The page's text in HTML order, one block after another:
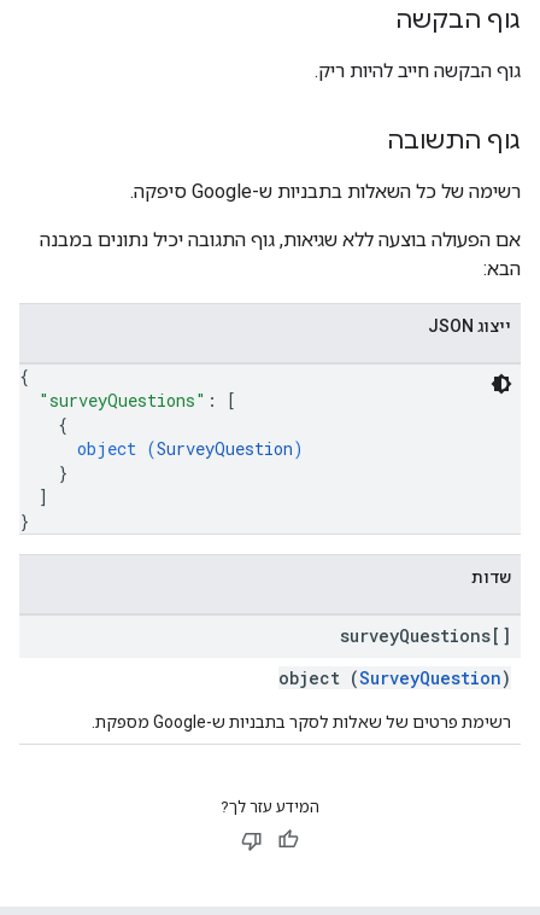
גוף הבקשה
גוף הבקשה חייב להיות ריק.
גוף התשובה
רשימה של כל השאלות בתבניות ש-Google סיפקה.
אם הפעולה בוצעה ללא שגיאות, גוף התגובה יכיל נתונים במבנה
הבא:
ייצוג JSON
{
"surveyQuestions" :
[
{
object (SurveyQuestion)
}
]
}
שדות
surveyQuestions[]
object (SurveyQuestion)
רשימת פרטים של שאלות לסקר בתבניות ש-Google מספקת.
המידע עזר לך?